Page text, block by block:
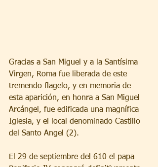
Gracias a San Miguel y a la Santísima
Virgen, Roma fue liberada de este
tremendo flagelo, y en memoria de
esta aparición, en honra a San Miguel
Arcángel, fue edificada una magnífica
Iglesia, y el local denominado Castillo
del Santo Angel (2).
El 29 de septiembre del 610 el papa